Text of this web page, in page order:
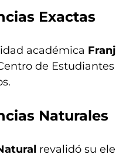
Exactas
académica
de
Naturales
revalidó su